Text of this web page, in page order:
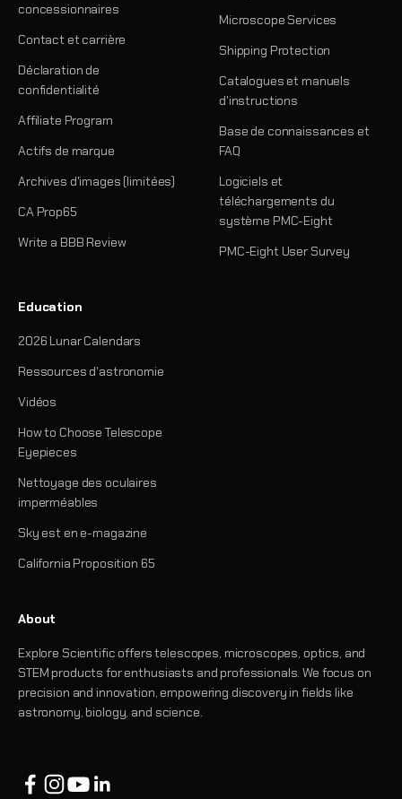
concessionnaires
Contact et carrière
Déclaration de
confidentialité
Affiliate Program
Actifs de marque
Archives d'images (limitées)
CA Prop65
Write a BBB Review
Microscope Services
Shipping Protection
Catalogues et manuels
d'instructions
Base de connaissances et
FAQ
Logiciels et
téléchargements du
système PMC-Eight
PMC-Eight User Survey
Education
2026 Lunar Calendars
Ressources d'astronomie
Vidéos
How to Choose Telescope
Eyepieces
Nettoyage des oculaires
imperméables
Sky est en e-magazine
California Proposition 65
About
Explore Scientific offers telescopes, microscopes, optics, and
STEM products for enthusiasts and professionals. We focus on
precision and innovation, empowering discovery in fields like
astronomy, biology, and science.